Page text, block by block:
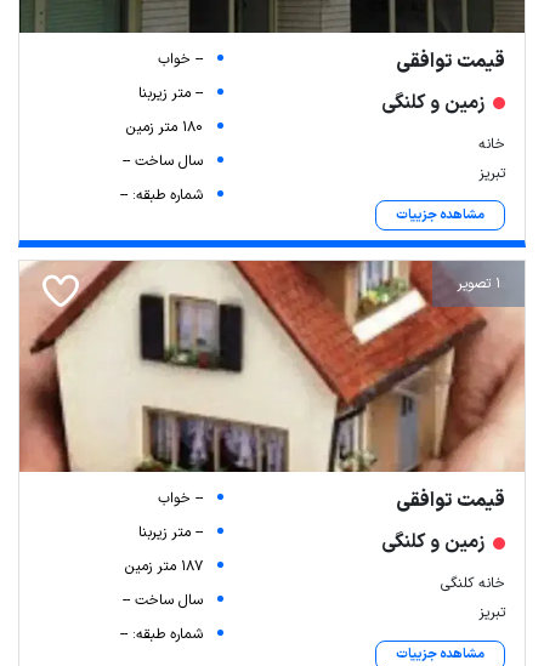
قیمت توافقی
زمین و کلنگی
خانه
تبریز
مشاهده جزییات
-- خواب
-- متر زیربنا
180 متر زمین
سال ساخت --
شماره طبقه: --
1 تصویر
قیمت توافقی
زمین و کلنگی
خانه کلنگی
تبریز
مشاهده جزییات
-- خواب
-- متر زیربنا
187 متر زمین
سال ساخت --
شماره طبقه: --